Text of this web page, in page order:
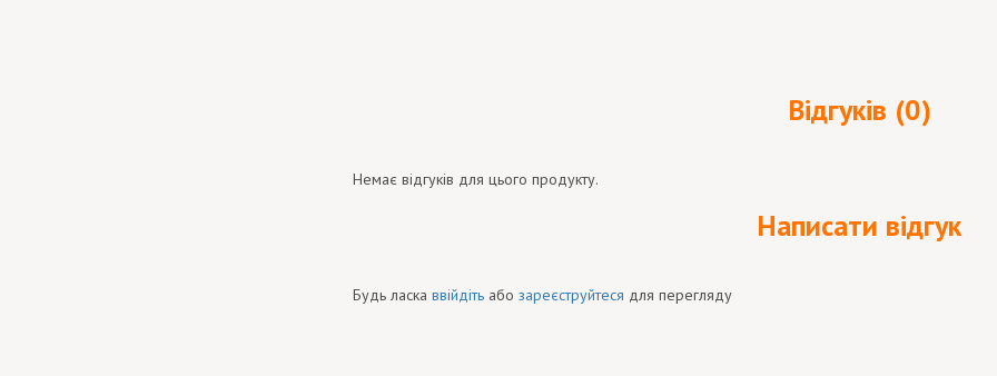
Відгуків (0)
Немає відгуків для цього продукту.
Написати відгук
Будь ласка ввійдіть або зареєструйтеся для перегляду